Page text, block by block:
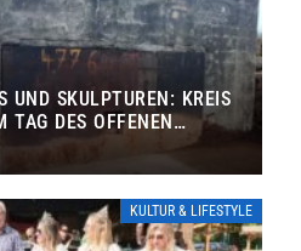
UND SKULPTUREN: KREIS
TAG DES OFFENEN
KULTUR & LIFESTYLE